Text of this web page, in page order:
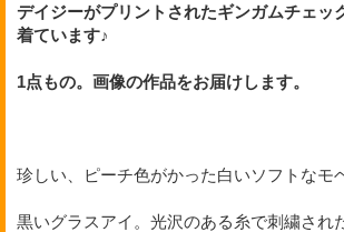
デイジーがプリントされたギンガムチェッ
着ています♪
1点もの。 画像の作品をお届けします。
珍しい、ピーチ色がかった白いソフトなモ
黒いグラスアイ。光沢のある糸で刺繍され